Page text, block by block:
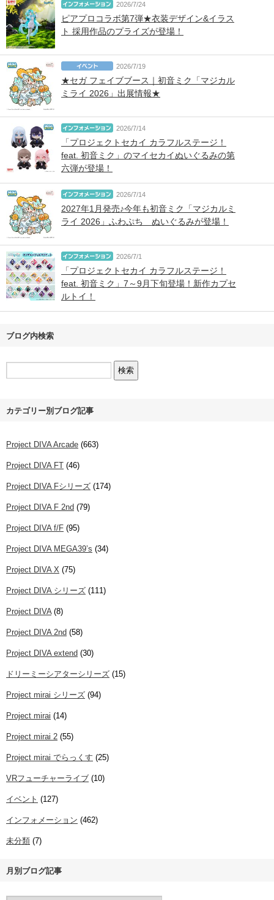
2026/7/24
ピアプロコラボ第7弾★衣装デザイン&イラス
ト 採用作品のプライズが登場！
2026/7/19
★セガ フェイブブース｜初音ミク「マジカル
ミライ 2026」出展情報★
2026/7/14
「プロジェクトセカイ カラフルステージ！
feat. 初音ミク」のマイセカイぬいぐるみの第
六弾が登場！
2026/7/14
2027年1月発売♪今年も初音ミク「マジカルミ
ライ 2026」ふわぷち ぬいぐるみが登場！
2026/7/1
「プロジェクトセカイ カラフルステージ！
feat. 初音ミク」7～9月下旬登場！新作カプセ
ルトイ！
ブログ内検索
カテゴリー別ブログ記事
Project DIVA Arcade (663)
Project DIVA FT (46)
Project DIVA Fシリーズ (174)
Project DIVA F 2nd (79)
Project DIVA f/F (95)
Project DIVA MEGA39’s (34)
Project DIVA X (75)
Project DIVA シリーズ (111)
Project DIVA (8)
Project DIVA 2nd (58)
Project DIVA extend (30)
ドリーミーシアターシリーズ (15)
Project mirai シリーズ (94)
Project mirai (14)
Project mirai 2 (55)
Project mirai でらっくす (25)
VRフューチャーライブ (10)
イベント (127)
インフォメーション (462)
未分類 (7)
月別ブログ記事